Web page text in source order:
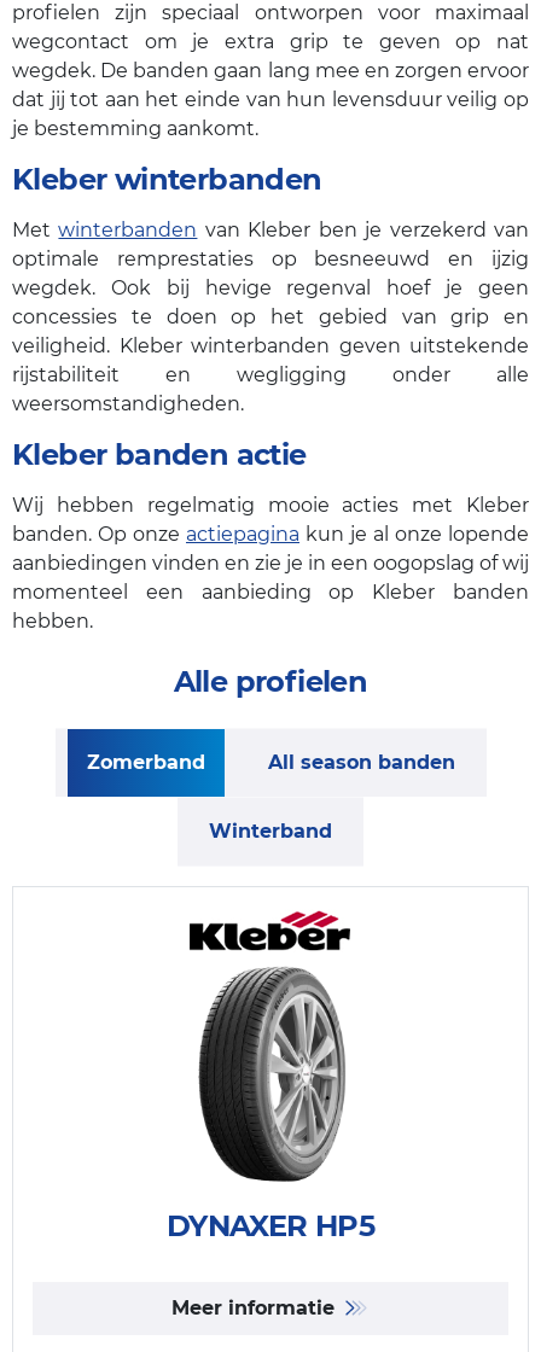
profielen zijn speciaal ontworpen voor maximaal
wegcontact om je extra grip te geven op nat
wegdek. De banden gaan lang mee en zorgen ervoor
dat jij tot aan het einde van hun levensduur veilig op
je bestemming aankomt.
Kleber winterbanden
Metwinterbanden van Kleber ben je verzekerd van
optimale remprestaties op besneeuwd en ijzig
wegdek. Ook bij hevige regenval hoef je geen
concessies te doen op het gebied van grip en
veiligheid. Kleber winterbanden geven uitstekende
rijstabiliteit en wegligging onder alle
weersomstandigheden.
Kleber banden actie
Wij hebben regelmatig mooie acties met Kleber
banden. Op onze actiepagina kun je al onze lopende
aanbiedingen vinden en zie je in een oogopslag of wij
momenteel een aanbieding op Kleber banden
hebben.
Alle profielen
Zomerband All season banden
Winterband
DYNAXER HP5
Meer informatie